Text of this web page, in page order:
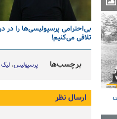
بی‌احترامی پرسپولیسی‌ها را در
تلافی می‌کنیم!
برچسب‌ها پرسپولیس لیگ
ارسال نظر